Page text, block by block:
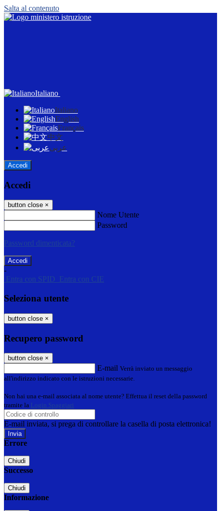
Salta al contenuto
Italiano
Italiano
English
Français
中文
عربى
Accedi
Accedi
button close ×
Nome Utente
Password
Password dimenticata?
-
Entra con SPID
Entra con CIE
Seleziona utente
button close ×
Recupero password
button close ×
E-mail Verrà inviato un messaggio
all'indirizzo indicato con le istruzioni necessarie.
Non hai una e-mail associata al nome utente? Effettua il reset della password
tramite la Login Spaggiari
E-mail inviata, si prega di controllare la casella di posta elettronica!
Errore
Chiudi
Successo
Chiudi
Informazione